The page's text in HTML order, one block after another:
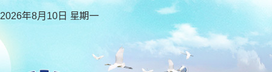
2026年8月10日 星期一